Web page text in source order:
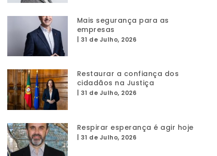
Mais segurança para as
empresas
31 de Julho, 2026
Restaurar a confiança dos
cidadãos na Justiça
31 de Julho, 2026
Respirar esperança é agir hoje
31 de Julho, 2026